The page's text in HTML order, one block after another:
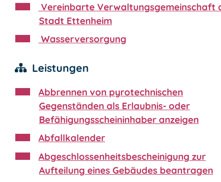
Vereinbarte Verwaltungsgemeinschaft
Stadt Ettenheim
Wasserversorgung
Leistungen
Abbrennen von pyrotechnischen
Gegenständen als Erlaubnis- oder
Befähigungsscheininhaber anzeigen
Abfallkalender
Abgeschlossenheitsbescheinigung zur
Aufteilung eines Gebäudes beantragen